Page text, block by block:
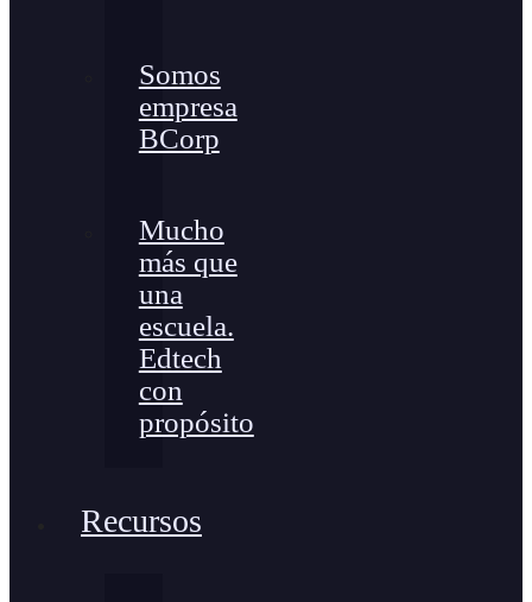
Somos
empresa
BCorp
Mucho
más que
una
escuela.
Edtech
con
propósito
Recursos